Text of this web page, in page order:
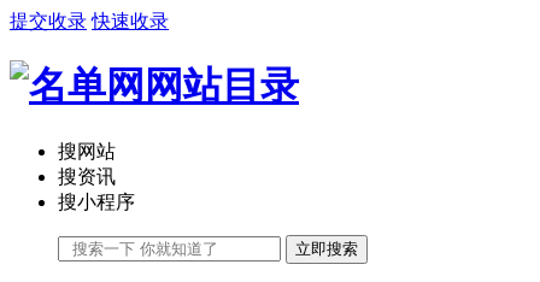
提交收录 快速收录
搜网站
搜资讯
搜小程序
立即搜索